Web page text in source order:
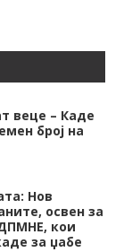
веце – Каде
број на
Нов
освен за
кои
за џабе